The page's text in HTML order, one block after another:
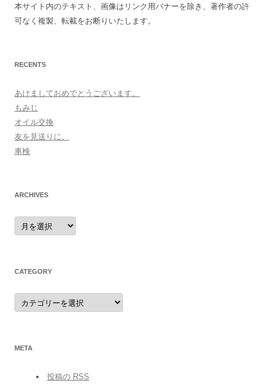
本サイト内のテキスト、画像はリンク用バナーを除き、著作者の許
可なく複製、転載をお断りいたします。
RECENTS
あけましておめでとうございます。
もみじ
オイル交換
友を見送りに。
車検
ARCHIVES
archives
CATEGORY
category
META
投稿の RSS